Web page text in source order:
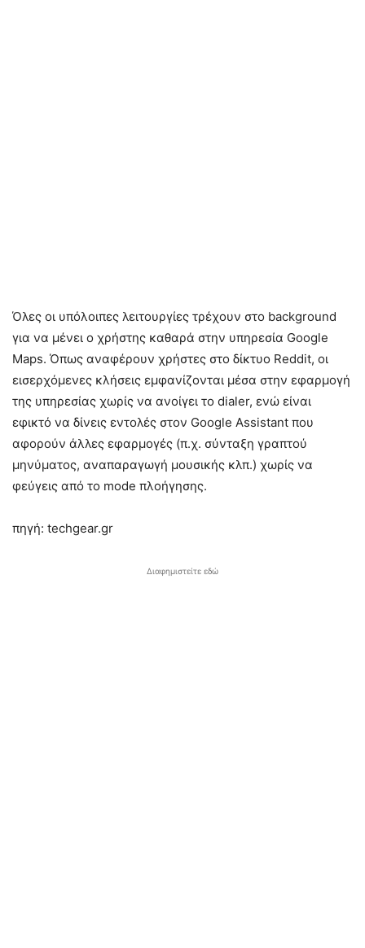
Όλες οι υπόλοιπες λειτουργίες τρέχουν στο background
για να μένει ο χρήστης καθαρά στην υπηρεσία Google
Maps. Όπως αναφέρουν χρήστες στο δίκτυο Reddit, οι
εισερχόμενες κλήσεις εμφανίζονται μέσα στην εφαρμογή
της υπηρεσίας χωρίς να ανοίγει το dialer, ενώ είναι
εφικτό να δίνεις εντολές στον Google Assistant που
αφορούν άλλες εφαρμογές (π.χ. σύνταξη γραπτού
μηνύματος, αναπαραγωγή μουσικής κλπ.) χωρίς να
φεύγεις από το mode πλοήγησης.
πηγή: techgear.gr
Διαφημιστείτε εδώ